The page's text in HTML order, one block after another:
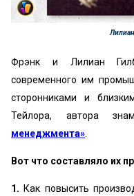
Фрэнк и Лилиан
современного им
сторонниками и
Тейлора, автора
менеджмента»
Вот что составляло их
1.Как повысить